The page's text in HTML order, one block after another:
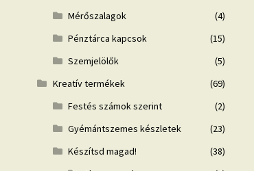
Mérőszalagok
(4)
Pénztárca kapcsok
(15)
Szemjelölők
(5)
Kreatív termékek
(69)
Festés számok szerint
(2)
Gyémántszemes készletek
(23)
Készítsd magad!
(38)